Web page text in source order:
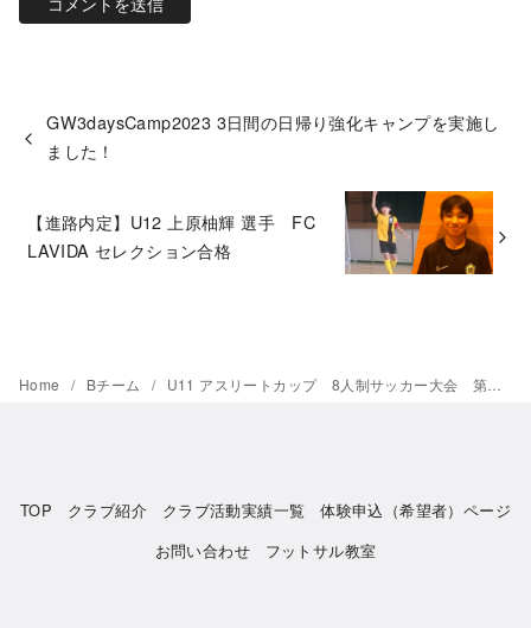
GW3daysCamp2023 3日間の日帰り強化キャンプを実施し
ました！
【進路内定】U12 上原柚輝 選手 FC
LAVIDA セレクション合格
Home Bチーム U11 アスリートカップ 8人制サッカー大会 第三位おめでとう！
TOP クラブ紹介 クラブ活動実績一覧
体験申込（希望者）ページ
お問い合わせ
フットサル教室